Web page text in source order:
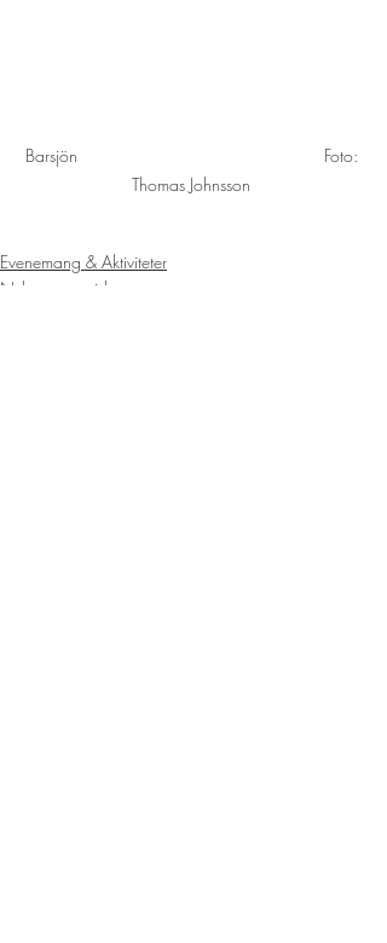
Barsjön                                                   Foto:
Thomas Johnsson
Evenemang & Aktiviteter
Nyheter startsida